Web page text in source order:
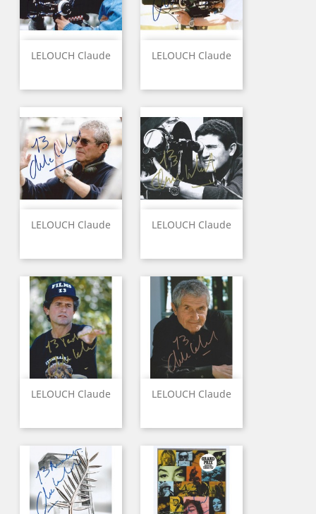
LELOUCH Claude LELOUCH Claude
LELOUCH Claude LELOUCH Claude
LELOUCH Claude LELOUCH Claude